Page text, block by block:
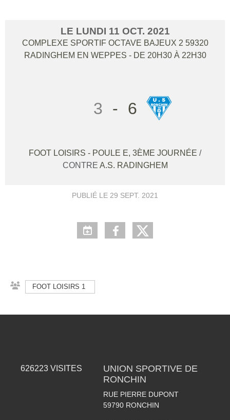
LE LUNDI 11 OCT. 2021
COMPLEXE SPORTIF OCTAVE BAJEUX 2 59320
RADINGHEM EN WEPPES - DE 20H30 À 22H30
3 - 6
FOOT LOISIRS - POULE E, 3ÈME JOURNÉE /
CONTRE A.S. RADINGHEM
PUBLIÉ LE 29 SEPT. 2021
FOOT LOISIRS 1
626223 VISITES
UNION SPORTIVE DE
RONCHIN
RUE PIERRE DUPONT
59790 RONCHIN